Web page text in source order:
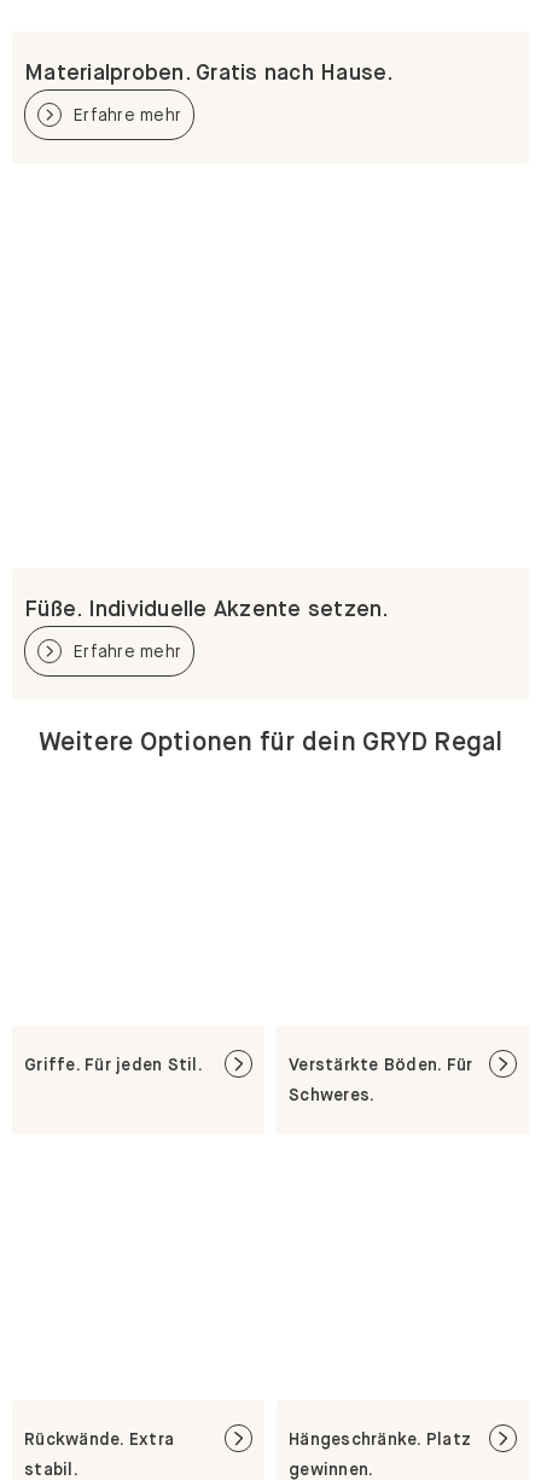
Materialproben. Gratis nach Hause.
Erfahre mehr
Füße. Individuelle Akzente setzen.
Erfahre mehr
Weitere Optionen für dein GRYD Regal
Griffe. Für jeden Stil.
Verstärkte Böden. Für
Schweres.
Rückwände. Extra
stabil.
Hängeschränke. Platz
gewinnen.